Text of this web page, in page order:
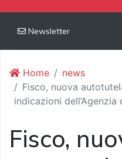
Newsletter
Home
news
Fisco, nuova
indicazioni dell’Agenzia
Fisco,